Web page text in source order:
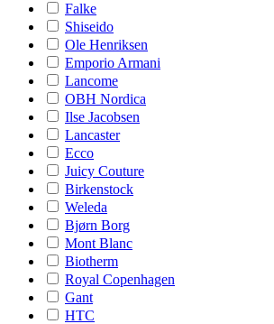
Falke
Shiseido
Ole Henriksen
Emporio Armani
Lancome
OBH Nordica
Ilse Jacobsen
Lancaster
Ecco
Juicy Couture
Birkenstock
Weleda
Bjørn Borg
Mont Blanc
Biotherm
Royal Copenhagen
Gant
HTC